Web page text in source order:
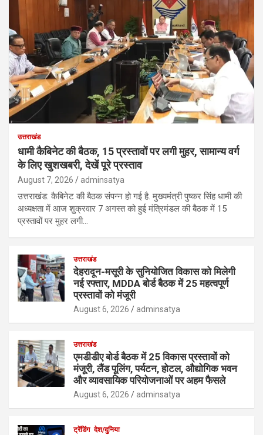
उत्तराखंड
धामी कैबिनेट की बैठक, 15 प्रस्तावों पर लगी मुहर, सामान्य वर्ग
के लिए खुशखबरी, देखें पूरे प्रस्ताव
August 7, 2026 adminsatya
उत्तराखंड: कैबिनेट की बैठक संपन्न हो गई है. मुख्यमंत्री पुष्कर सिंह धामी की
अध्यक्षता में आज शुक्रवार 7 अगस्त को हुई मंत्रिमंडल की बैठक में 15
प्रस्तावों पर मुहर लगी…
उत्तराखंड
देहरादून-मसूरी के सुनियोजित विकास को मिलेगी
नई रफ्तार, MDDA बोर्ड बैठक में 25 महत्वपूर्ण
प्रस्तावों को मंजूरी
August 6, 2026 adminsatya
उत्तराखंड
एमडीडीए बोर्ड बैठक में 25 विकास प्रस्तावों को
मंजूरी, लैंड पूलिंग, पर्यटन, होटल, औद्योगिक भवन
और व्यावसायिक परियोजनाओं पर अहम फैसले
August 6, 2026 adminsatya
ट्रेंडिंग देश/दुनिया